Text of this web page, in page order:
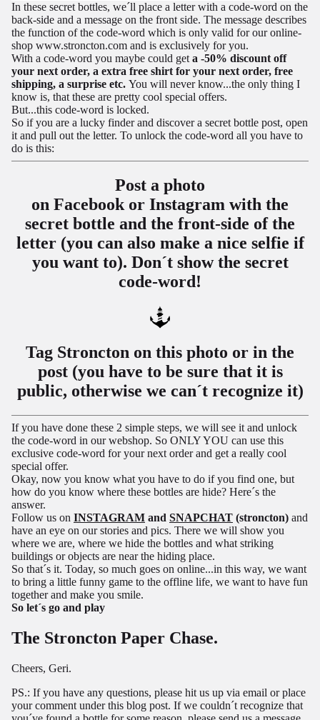
In these secret bottles, we´ll place a letter with a code-word on the
back-side and a message on the front side. The message describes
the function of the code-word which is only valid for our online-
shop www.stroncton.com and is exclusively for you.
With a code-word you maybe could get a -50% discount off
your next order, a extra free shirt for your next order, free
shipping, a surprise etc. You will never know...the only thing I
know is, that these are pretty cool special offers.
But...this code-word is locked.
So if you are a lucky finder and discover a secret bottle post, open
it and pull out the letter. To unlock the code-word all you have to
do is this:
Post a photo
on Facebookor Instagram with the
secret bottle and the front-side of the
letter (you can also make a nice selfie if
you want to). Don´t show the secret
code-word!
Tag Stroncton on this photo or in the
post (you have to be sure that it is
public, otherwise we can´t recognize it)
If you have done these 2 simple steps, we will see it and unlock
the code-word in our webshop. So ONLY YOU can use this
exclusive code-word for your next order and get a really cool
special offer.
Okay, now you know what you have to do if you find one, but
how do you know where these bottles are hide? Here´s the
answer.
Follow us on INSTAGRAM and SNAPCHAT (stroncton) and
have an eye on our stories and pics. There we will show you
where we are, where we hide the bottles and what striking
buildings or objects are near the hiding place.
So that´s it. Today, so much goes on online...in this way, we want
to bring a little funny game to the offline life, we want to have fun
together and make you smile.
So let´s go and play
The Stroncton Paper Chase.
Cheers, Geri.
PS.: If you have any questions, please hit us up via email or place
your comment under this blog post. If we couldn´t recognize that